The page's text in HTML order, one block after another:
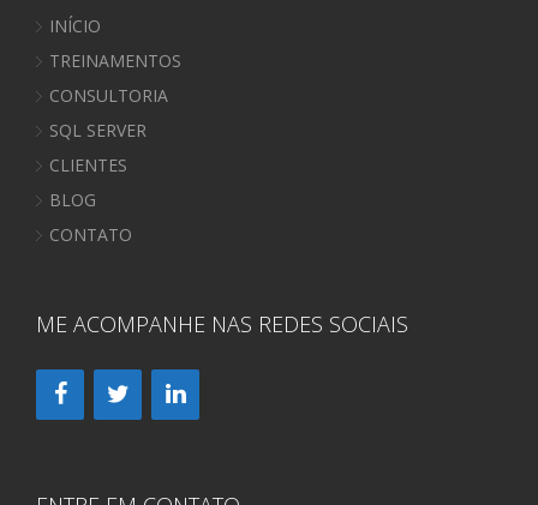
INÍCIO
TREINAMENTOS
CONSULTORIA
SQL SERVER
CLIENTES
BLOG
CONTATO
ME ACOMPANHE NAS REDES SOCIAIS